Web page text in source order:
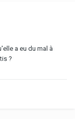
a eu du mal à
?